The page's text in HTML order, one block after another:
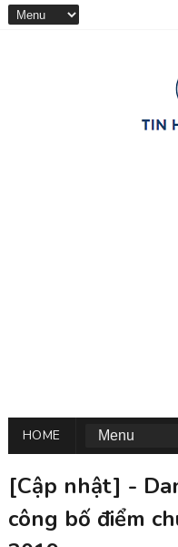
HOME
[Cập nhật] -
công bố điểm